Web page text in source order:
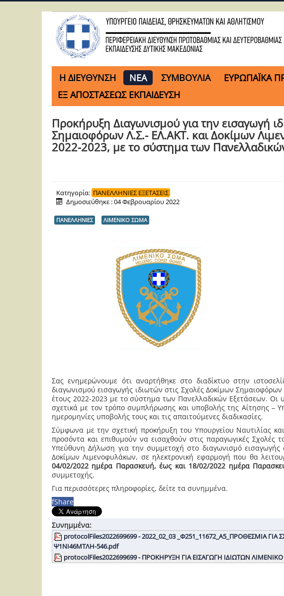
H ΔΙΕΥΘΥΝΣΗ ΝΕΑ ΣΥΜΒΟΥΛΙΑ ΕΥΡΩΠΑΪΚΑ
ΕΞ ΑΠΟΣΤΑΣΕΩΣ ΕΚΠΑΙΔΕΥΣΗ
Προκήρυξη Διαγωνισμού για την εισαγωγή
Σημαιοφόρων Λ.Σ.- ΕΛ.ΑΚΤ. και Δοκίμων
2022-2023, με το σύστημα των
Κατηγορία: ΠΑΝΕΛΛΗΝΙΕΣ ΕΞΕΤΑΣΕΙΣ
Δημοσιεύθηκε : 04 Φεβρουαρίου 2022
ΠΑΝΕΛΛΗΝΙΕΣ ΛΙΜΕΝΙΚΟ ΣΩΜΑ
Σας ενημερώνουμε ότι αναρτήθηκε στο διαδίκτυο στην
διαγωνισμού εισαγωγής ιδιωτών στις Σχολές Δοκίμων
έτους 2022-2023 με το σύστημα των Πανελλαδικών Εξετάσεων. Οι
σχετικά με τον τρόπο συμπλήρωσης και υποβολής της Αίτησης –
ημερομηνίες υποβολής τους και τις απαιτούμενες διαδικασίες.
Σύμφωνα με την σχετική προκήρυξη του Υπουργείου Ναυτιλίας
προσόντα και επιθυμούν να εισαχθούν στις παραγωγικές
Υπεύθυνη Δήλωση για την συμμετοχή στο διαγωνισμό
Δοκίμων Λιμενοφυλάκων, σε ηλεκτρονική εφαρμογή που θα
04/02/2022 ημέρα Παρασκευή, έως και 18/02/2022 ημέρα
συμμετοχής.
Για περισσότερες πληροφορίες, δείτε τα συνημμένα.
fShare
Συνημμένα:
protocolFiles2022699699 - 2022_02_03 _Φ251_11672_Α5_ΠΡΟΘΕΣΜΙΑ ΓΙΑ
Ψ1ΝΙ46ΜΤΛΗ-546.pdf
protocolFiles2022699699 - ΠΡΟΚΗΡΥΞΗ ΓΙΑ ΕΙΣΑΓΩΓΗ ΙΔΙΩΤΩΝ